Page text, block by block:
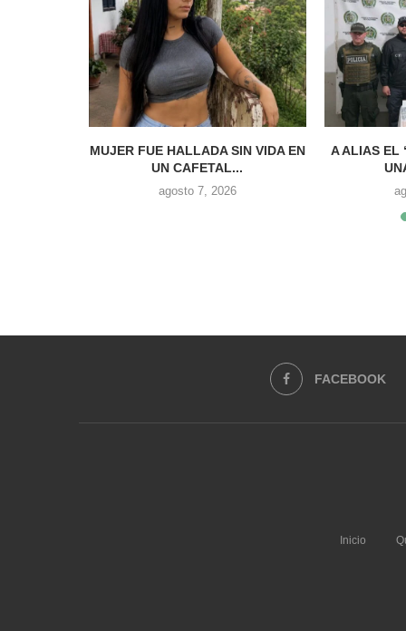
MUJER FUE HALLADA SIN VIDA EN
UN CAFETAL...
agosto 7, 2026
A ALIAS EL
FACEBOOK
Inicio